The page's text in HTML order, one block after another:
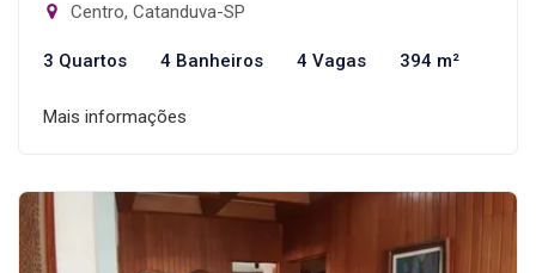
Centro, Catanduva-SP
3 Quartos 4 Banheiros 4 Vagas 394 m²
Mais informações